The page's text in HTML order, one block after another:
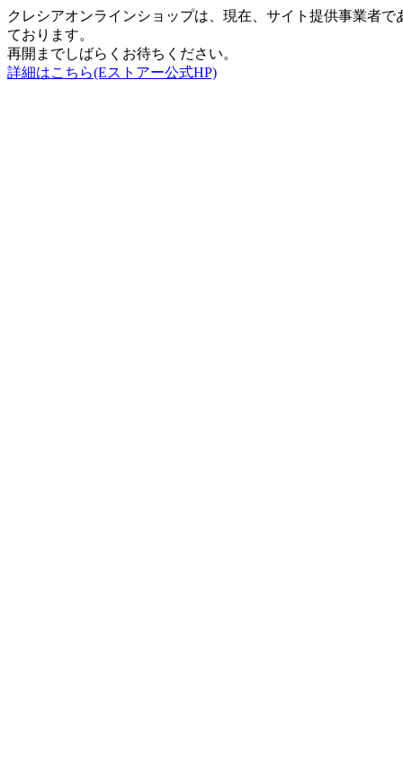
クレシアオンラインショップは、現在、サイト提供事業者
ております。
再開までしばらくお待ちください。
詳細はこちら(Eストアー公式HP)